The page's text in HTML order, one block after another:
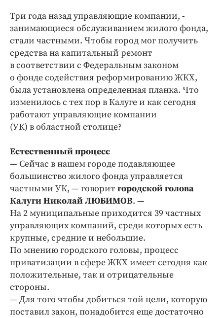
Погода
Праздники
Происшествия
Спорт
Экономика и бизнес
ПРОЕКТЫ
Блоги
Издания
Медиаперсона
Интересное чтиво
Клиника года
Бренд года
Работодатель года
Три года назад управляющие компании, ­
занимающиеся обслуживанием жилого фонда,
стали частными. Чтобы город мог получить
средства на капитальный ремонт
в соответствии с Федеральным законом
о фонде содействия реформированию ЖКХ,
была установлена определенная планка. Что
изменилось с тех пор в Калуге и как сегодня
работают управляющие компании
(УК) в областной столице?
Естественный процесс
— Сейчас в нашем городе подавляющее
большинство жилого фонда управляется
частными УК, — говорит городской голова
Калуги Николай ЛЮБИМОВ. —
На 2 муниципальные приходится 39 частных
управляющих компаний, среди которых есть
крупные, средние и небольшие.
По мнению городского головы, процесс
приватизации в сфере ЖКХ имеет сегодня как
положительные, так и отрицательные
стороны.
— Для того чтобы добиться той цели, которую
поставил закон, понадобится еще достаточно